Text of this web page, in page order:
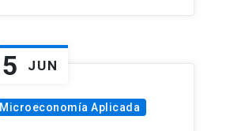
5 JUN
Microeconomía Aplicada